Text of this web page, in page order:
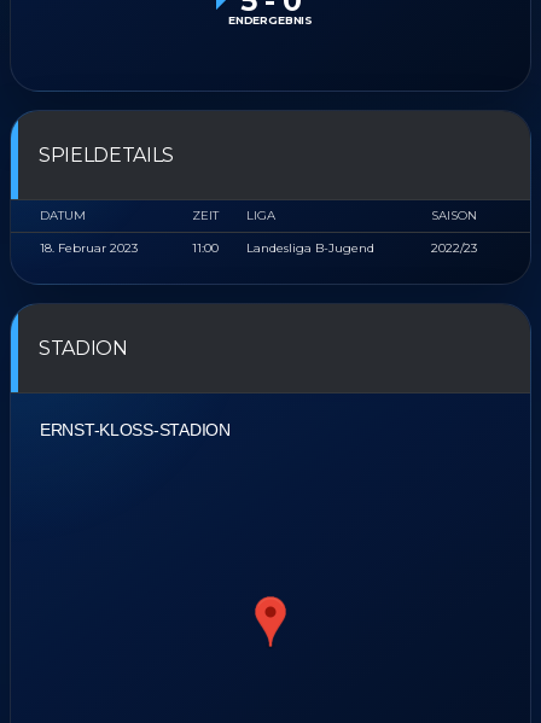
ENDERGEBNIS
SPIELDETAILS
DATUM ZEIT LIGA SAISON
18. Februar 2023 11:00 Landesliga B-Jugend 2022/23
STADION
ERNST-KLOSS-STADION